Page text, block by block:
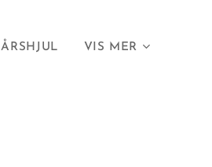
ÅRSHJUL VIS MER